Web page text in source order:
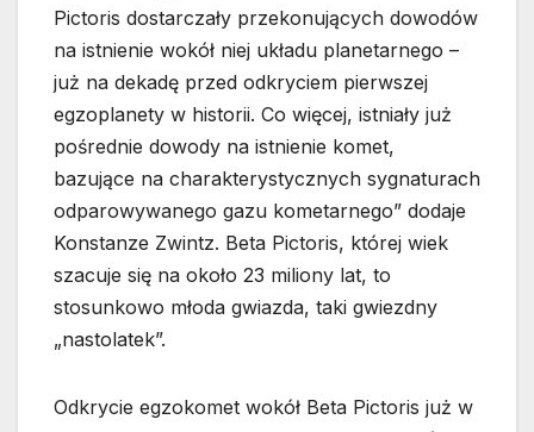
Pictoris dostarczały przekonujących dowodów
na istnienie wokół niej układu planetarnego –
już na dekadę przed odkryciem pierwszej
egzoplanety w historii. Co więcej, istniały już
pośrednie dowody na istnienie komet,
bazujące na charakterystycznych sygnaturach
odparowywanego gazu kometarnego” dodaje
Konstanze Zwintz. Beta Pictoris, której wiek
szacuje się na około 23 miliony lat, to
stosunkowo młoda gwiazda, taki gwiezdny
„nastolatek”.
Odkrycie egzokomet wokół Beta Pictoris już w